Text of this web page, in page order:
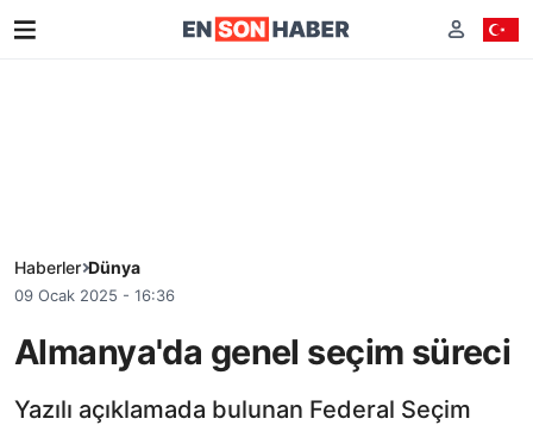
Haberler Dünya
09 Ocak 2025 - 16:36
Almanya'da genel seçim süreci
Yazılı açıklamada bulunan Federal Seçim